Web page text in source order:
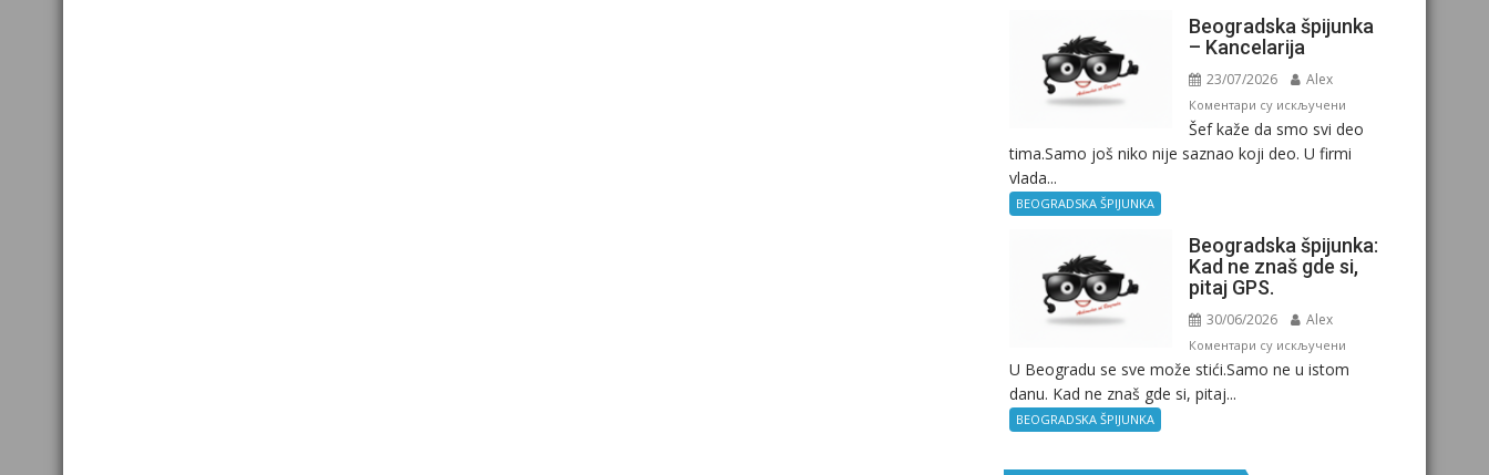
Beogradska špijunka
– Kancelarija
23/07/2026 Alex
Коментари су искљученина
Beogradska
špijunka
Šef kaže da smo svi deo
tima.Samo još niko nije saznao koji deo. U firmi
vlada...
BEOGRADSKA ŠPIJUNKA
Beogradska špijunka:
Kad ne znaš gde si,
pitaj GPS.
30/06/2026 Alex
Коментари су искљученина
Beogradska
U Beogradu se sve može stići.Samo ne u istom
danu. Kad ne znaš gde si, pitaj...
BEOGRADSKA ŠPIJUNKA